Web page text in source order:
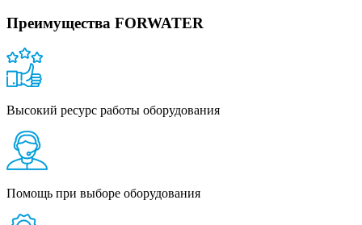
Преимущества FORWATER
Высокий ресурс работы оборудования
Помощь при выборе оборудования